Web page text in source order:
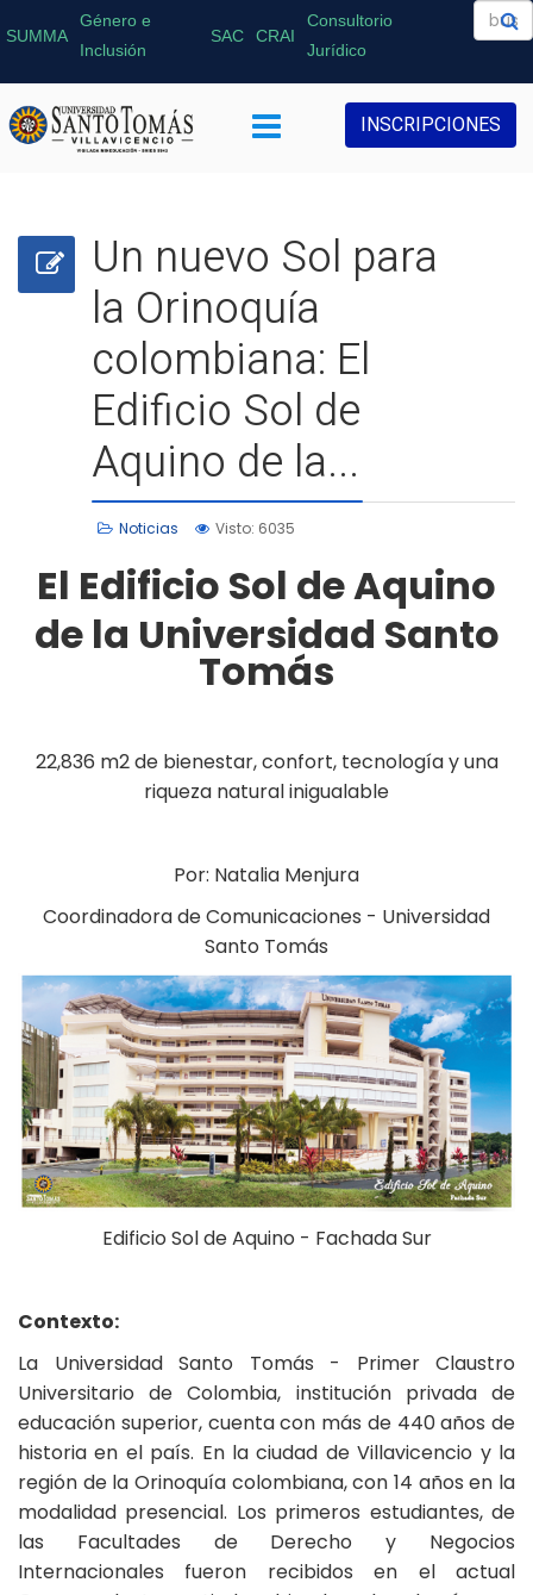
SUMMA
Género e
Inclusión
SAC CRAI
Consultorio
Jurídico
INSCRIPCIONES
Un nuevo Sol para
la Orinoquía
colombiana: El
Edificio Sol de
Aquino de la...
Noticias Visto: 6035
El Edificio Sol de Aquino
de la Universidad Santo
Tomás
22,836 m2 de bienestar, confort, tecnología y una
riqueza natural inigualable
Por: Natalia Menjura
Coordinadora de Comunicaciones - Universidad
Santo Tomás
Edificio Sol de Aquino - Fachada Sur
Contexto:
La Universidad Santo Tomás - Primer Claustro
Universitario de Colombia, institución privada de
educación superior, cuenta con más de 440 años de
historia en el país. En la ciudad de Villavicencio y la
región de la Orinoquía colombiana, con 14 años en la
modalidad presencial. Los primeros estudiantes, de
las Facultades de Derecho y Negocios
Internacionales fueron recibidos en el actual